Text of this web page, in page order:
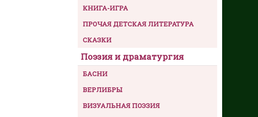
КНИГА-ИГРА
ПРОЧАЯ ДЕТСКАЯ ЛИТЕРАТУРА
СКАЗКИ
Поэзия и драматургия
БАСНИ
ВЕРЛИБРЫ
ВИЗУАЛЬНАЯ ПОЭЗИЯ